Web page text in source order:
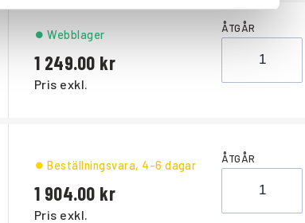
Pris exkl.
1 249.00
Webblager ÅTGÅR
Pris exkl.
1 904.00
Beställningsvara, 4-6 dagar ÅTGÅR